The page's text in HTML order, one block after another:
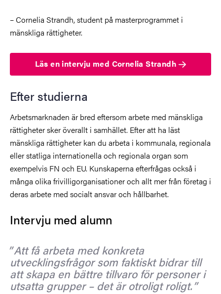
– Cornelia Strandh, student på masterprogrammet i
mänskliga rättigheter.
Läs en intervju med Cornelia Strandh
Efter studierna
Arbetsmarknaden är bred eftersom arbete med mänskliga
rättigheter sker överallt i samhället. Efter att ha läst
mänskliga rättigheter kan du arbeta i kommunala, regionala
eller statliga internationella och regionala organ som
exempelvis FN och EU. Kunskaperna efterfrågas också i
många olika frivilligorganisationer och allt mer från företag i
deras arbete med socialt ansvar och hållbarhet.
Intervju med alumn
Att få arbeta med konkreta
utvecklingsfrågor som faktiskt bidrar till
att skapa en bättre tillvaro för personer i
utsatta grupper – det är otroligt roligt.